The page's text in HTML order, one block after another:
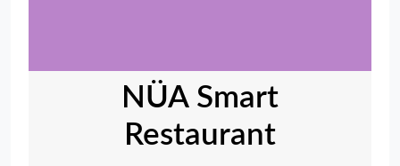
NÜA Smart
Restaurant